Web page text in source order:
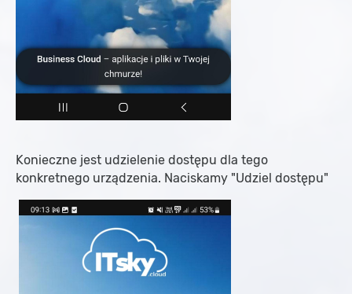
Konieczne jest udzielenie dostępu dla tego
konkretnego urządzenia. Naciskamy "Udziel dostępu"